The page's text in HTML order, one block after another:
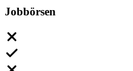
Jobbörsen